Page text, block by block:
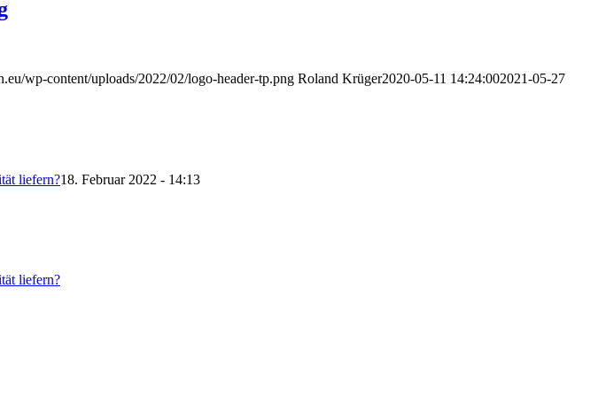
wp-content/uploads/2022/02/logo-header-tp.png Roland Krüger2020-05-11 14:24:002021-05-27
liefern?18. Februar 2022 - 14:13
liefern?